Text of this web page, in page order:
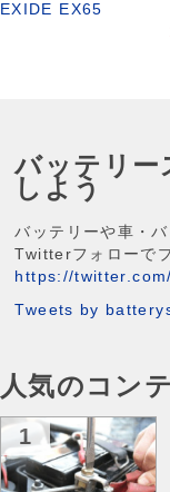
EXIDE EX65
バッテリー
しよう
バッテリーや車・
Twitterフォローで
https://
Tweets by
人気のコン
1